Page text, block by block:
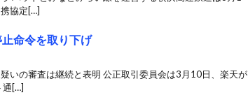
協定[…]
命令を取り下げ
いの審査は継続と表明 公正取引委員会は3月10日、楽天が
通[…]